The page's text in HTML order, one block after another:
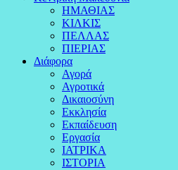
ΗΜΑΘΙΑΣ
ΚΙΛΚΙΣ
ΠΕΛΛΑΣ
ΠΙΕΡΙΑΣ
Διάφορα
Αγορά
Αγροτικά
Δικαιοσύνη
Εκκλησία
Εκπαίδευση
Εργασία
ΙΑΤΡΙΚΑ
ΙΣΤΟΡΙΑ